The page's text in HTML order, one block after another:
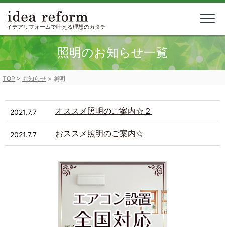
Skip
content
イデアリフォームで叶える理想のカタチ
照明のお知らせ一覧
TOP > お知らせ > 照明
2021.7.7 オススメ照明のご案内☆２
2021.7.7 おススメ照明のご案内☆